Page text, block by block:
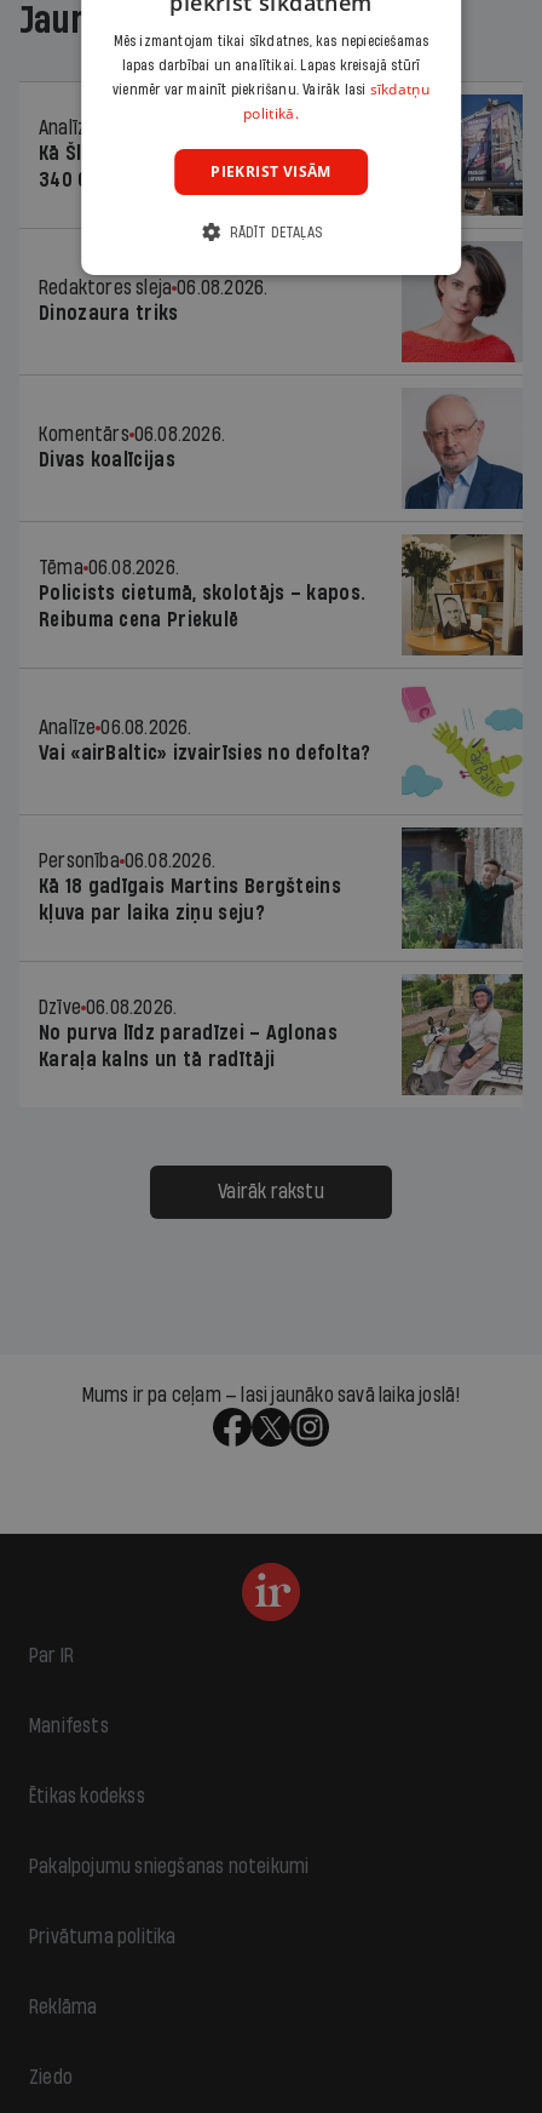
Jaunākajā žurnālā
Analīze
Kā Šlesera partija palika nesodīta par
340 000 vērtu reklāmas kampaņu
Redaktores sleja 06.08.2026.
Dinozaura triks
Komentārs 06.08.2026.
Divas koalīcijas
Tēma 06.08.2026.
Policists cietumā, skolotājs – kapos.
Reibuma cena Priekulē
Analīze 06.08.2026.
Vai «airBaltic» izvairīsies no defolta?
Personība 06.08.2026.
Kā 18 gadīgais Martins Bergšteins
kļuva par laika ziņu seju?
Dzīve 06.08.2026.
No purva līdz paradīzei – Aglonas
Karaļa kalns un tā radītāji
Vairāk rakstu
Mums ir pa ceļam — lasi jaunāko savā laika joslā!
Par IR
Manifests
Ētikas kodekss
Pakalpojumu sniegšanas noteikumi
Privātuma politika
Reklāma
Ziedo
Mēs izmantojam tikai sīkdatnes, kas nepieciešamas
lapas darbībai un analītikai. Lapas kreisajā stūrī
vienmēr var mainīt piekrišanu. Vairāk lasi sīkdatņu
politikā.
PIEKRIST VISĀM
RĀDĪT DETAĻAS